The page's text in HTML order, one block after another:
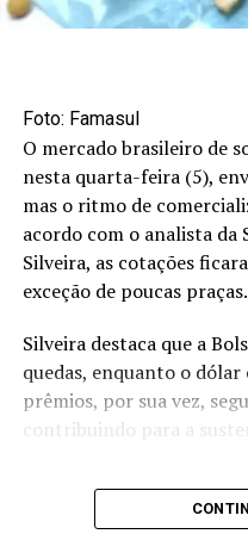
além de corrigir e nutrir
para um manejo
práticas que, muitas
experiência empírica.
agricultura mais
necessidade de
Eduardo Barbosa,
ferticorreção.
episódios do
canal do YouTube,
especialistas e
canal também seguirá
conteúdos técnicos já
como a diferença entre
Foto: Famasul
O mercado brasileiro de
nesta quarta-feira (5),
mas o ritmo de
acordo com o analista da
Silveira, as cotações
exceção de poucas praças.
Silveira destaca que a
quedas, enquanto o
prêmios, por sua vez,
contribuindo para a
buscando ofertas